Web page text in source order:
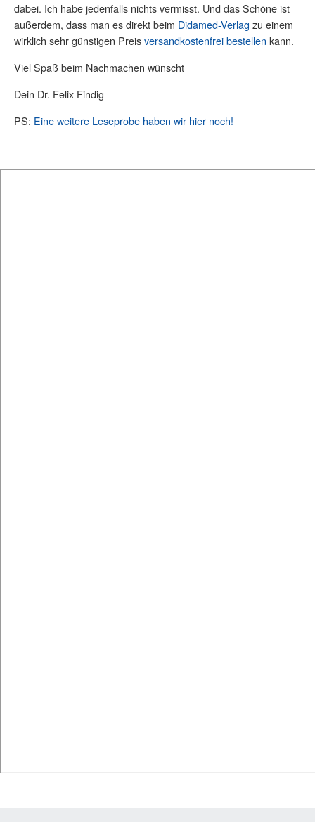
dabei. Ich habe jedenfalls nichts vermisst. Und das Schöne ist
außerdem, dass man es direkt beim Didamed-Verlag zu einem
wirklich sehr günstigen Preisversandkostenfrei bestellen kann.
Viel Spaß beim Nachmachen wünscht
Dein Dr. Felix Findig
PS: Eine weitere Leseprobe haben wir hier noch!